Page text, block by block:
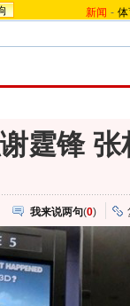
新闻 -
霆锋 张
我来说两句(0)